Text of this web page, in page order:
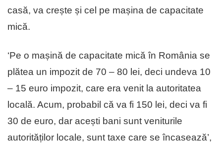
casă, va crește și cel pe mașina de capacitate
mică.
‘Pe o mașină de capacitate mică în România se
plătea un impozit de 70 – 80 lei, deci undeva 10
– 15 euro impozit, care era venit la autoritatea
locală. Acum, probabil că va fi 150 lei, deci va fi
30 de euro, dar acești bani sunt veniturile
autorităților locale, sunt taxe care se încasează’,